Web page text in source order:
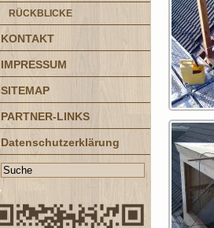
RÜCKBLICKE
KONTAKT
IMPRESSUM
SITEMAP
PARTNER-LINKS
Datenschutzerklärung